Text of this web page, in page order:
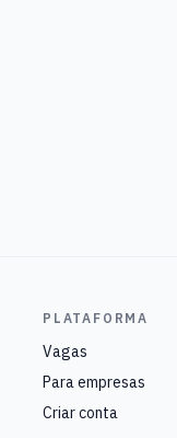
PLATAFORMA
Vagas
Para empresas
Criar conta